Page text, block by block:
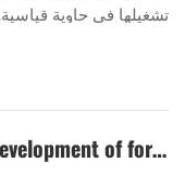
تشغيلها في حاوية
قيمة ضغط العجلة
ويمكن تشغيله
محطات الموانئ
عام 1988. كنموذج خاص يتم تحويله إلى عملي...
four major trends in the future development of forklifts